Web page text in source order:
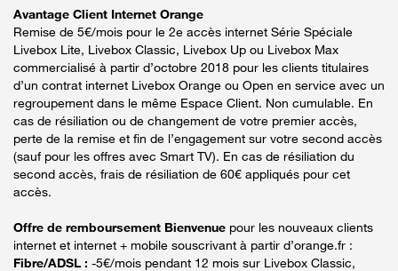
Avantage Client Internet Orange
Remise de 5€/mois pour le 2e accès internet Série Spéciale
Livebox Lite, Livebox Classic, Livebox Up ou Livebox Max
commercialisé à partir d’octobre 2018 pour les clients titulaires
d’un contrat internet Livebox Orange ou Open en service avec un
regroupement dans le même Espace Client. Non cumulable. En
cas de résiliation ou de changement de votre premier accès,
perte de la remise et fin de l’engagement sur votre second accès
(sauf pour les offres avec Smart TV). En cas de résiliation du
second accès, frais de résiliation de 60€ appliqués pour cet
accès.
Offre de remboursement Bienvenue pour les nouveaux clients
internet et internet + mobile souscrivant à partir d’orange.fr :
Fibre/ADSL : -5€/mois pendant 12 mois sur Livebox Classic,